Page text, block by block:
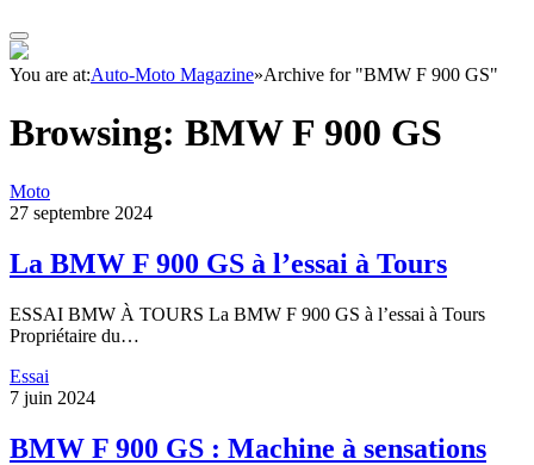
You are at:Auto-Moto Magazine»Archive for "BMW F 900 GS"
Browsing: BMW F 900 GS
Moto
27 septembre 2024
La BMW F 900 GS à l’essai à Tours
ESSAI BMW À TOURS La BMW F 900 GS à l’essai à Tours
Propriétaire du…
Essai
7 juin 2024
BMW F 900 GS : Machine à sensations